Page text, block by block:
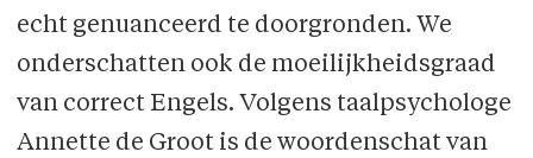
echt genuanceerd te doorgronden. We
onderschatten ook de moeilijkheidsgraad
van correct Engels. Volgens taalpsychologe
Annette de Groot is de woordenschat van